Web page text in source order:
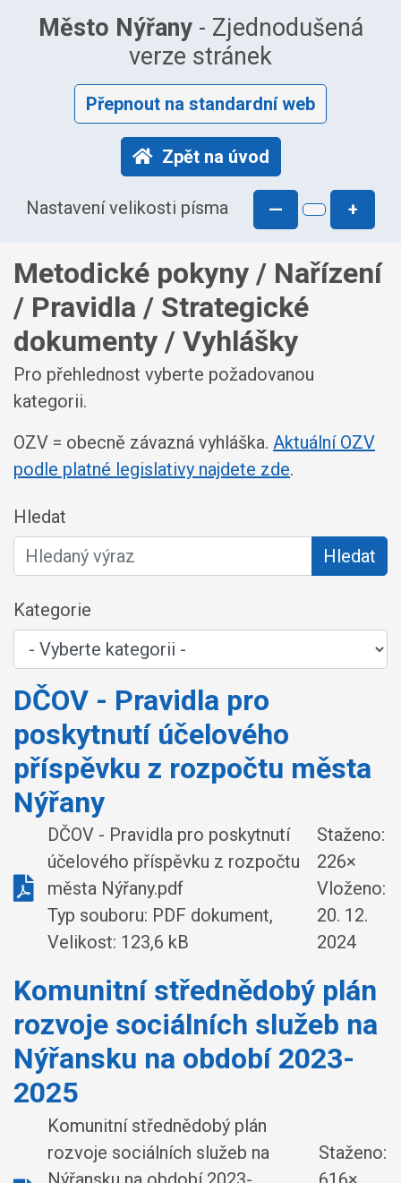
Město Nýřany- Zjednodušená
verze stránek
Přepnout na standardní web
Zpět na úvod
Nastavení velikosti písma — +
Metodické pokyny / Nařízení
/ Pravidla / Strategické
dokumenty / Vyhlášky
Pro přehlednost vyberte požadovanou
kategorii.
OZV = obecně závazná vyhláška. Aktuální OZV
podle platné legislativy najdete zde.
Hledat
Hledat
Kategorie
DČOV - Pravidla pro
poskytnutí účelového
příspěvku z rozpočtu města
Nýřany
DČOV - Pravidla pro poskytnutí
účelového příspěvku z rozpočtu
města Nýřany.pdf
Typ souboru: PDF dokument,
Velikost: 123,6 kB
Staženo:
226×
Vloženo:
20. 12.
2024
Komunitní střednědobý plán
rozvoje sociálních služeb na
Nýřansku na období 2023-
2025
Komunitní střednědobý plán
rozvoje sociálních služeb na
Staženo: